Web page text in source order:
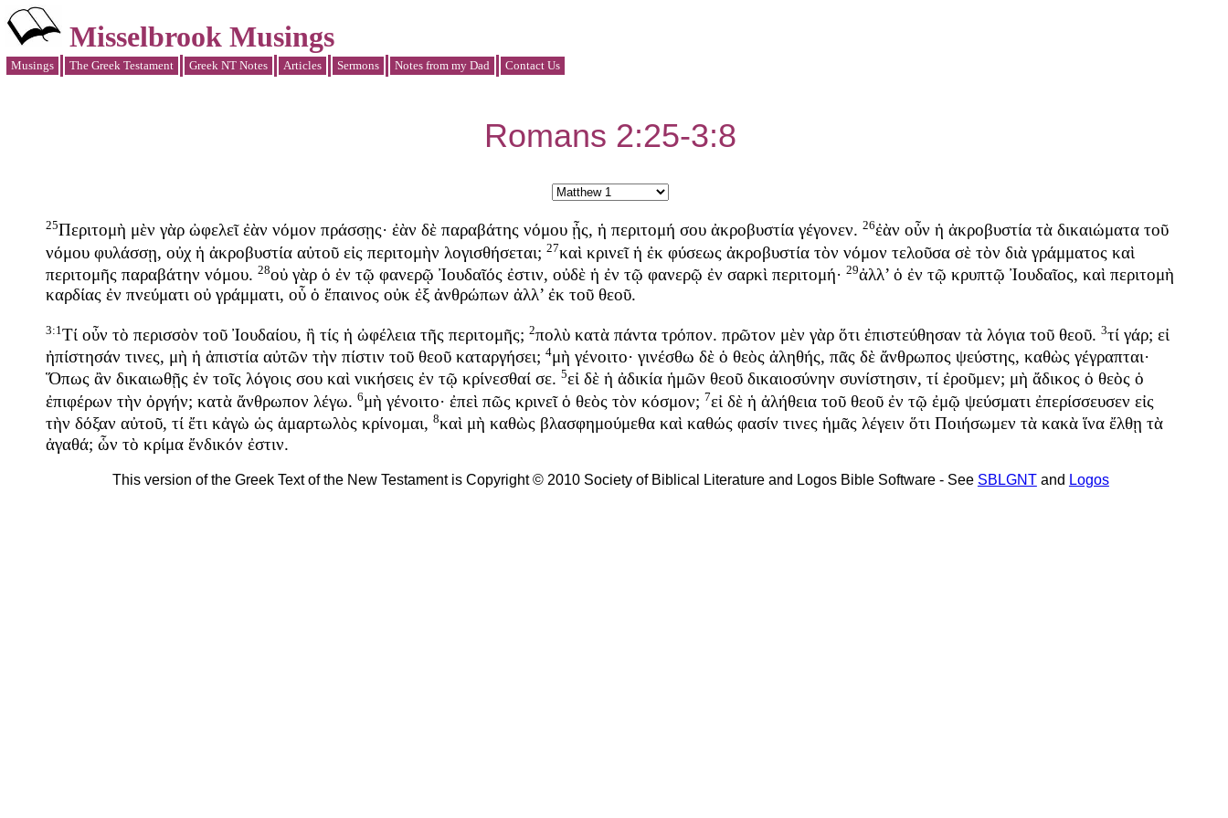
Misselbrook Musings
Musings The Greek Testament Greek NT Notes Articles Sermons Notes from my Dad Contact Us
Romans 2:25-3:8
25Περιτομὴ μὲν γὰρ ὠφελεῖ ἐὰν νόμον πράσσῃς· ἐὰν δὲ παραβάτης νόμου ᾖς, ἡ περιτομή σου ἀκροβυστία γέγονεν. 26ἐὰν οὖν ἡ ἀκροβυστία τὰ δικαιώματα τοῦ
νόμου φυλάσσῃ, οὐχ ἡ ἀκροβυστία αὐτοῦ εἰς περιτομὴν λογισθήσεται; 27καὶ κρινεῖ ἡ ἐκ φύσεως ἀκροβυστία τὸν νόμον τελοῦσα σὲ τὸν διὰ γράμματος καὶ
περιτομῆς παραβάτην νόμου. 28οὐ γὰρ ὁ ἐν τῷ φανερῷ Ἰουδαῖός ἐστιν, οὐδὲ ἡ ἐν τῷ φανερῷ ἐν σαρκὶ περιτομή· 29ἀλλ’ ὁ ἐν τῷ κρυπτῷ Ἰουδαῖος, καὶ περιτομὴ
καρδίας ἐν πνεύματι οὐ γράμματι, οὗ ὁ ἔπαινος οὐκ ἐξ ἀνθρώπων ἀλλ’ ἐκ τοῦ θεοῦ.
3:1 Τί οὖν τὸ περισσὸν τοῦ Ἰουδαίου, ἢ τίς ἡ ὠφέλεια τῆς περιτομῆς; 2πολὺ κατὰ πάντα τρόπον. πρῶτον μὲν γὰρ ὅτι ἐπιστεύθησαν τὰ λόγια τοῦ θεοῦ. 3τί γάρ; εἰ
ἠπίστησάν τινες, μὴ ἡ ἀπιστία αὐτῶν τὴν πίστιν τοῦ θεοῦ καταργήσει; 4μὴ γένοιτο· γινέσθω δὲ ὁ θεὸς ἀληθής, πᾶς δὲ ἄνθρωπος ψεύστης, καθὼς γέγραπται·
Ὅπως ἂν δικαιωθῇς ἐν τοῖς λόγοις σου καὶ νικήσεις ἐν τῷ κρίνεσθαί σε. 5εἰ δὲ ἡ ἀδικία ἡμῶν θεοῦ δικαιοσύνην συνίστησιν, τί ἐροῦμεν; μὴ ἄδικος ὁ θεὸς ὁ
ἐπιφέρων τὴν ὀργήν; κατὰ ἄνθρωπον λέγω. 6μὴ γένοιτο· ἐπεὶ πῶς κρινεῖ ὁ θεὸς τὸν κόσμον; 7εἰ δὲ ἡ ἀλήθεια τοῦ θεοῦ ἐν τῷ ἐμῷ ψεύσματι ἐπερίσσευσεν εἰς
τὴν δόξαν αὐτοῦ, τί ἔτι κἀγὼ ὡς ἁμαρτωλὸς κρίνομαι, 8καὶ μὴ καθὼς βλασφημούμεθα καὶ καθώς φασίν τινες ἡμᾶς λέγειν ὅτι Ποιήσωμεν τὰ κακὰ ἵνα ἔλθῃ τὰ
ἀγαθά; ὧν τὸ κρίμα ἔνδικόν ἐστιν.
This version of the Greek Text of the New Testament is Copyright © 2010 Society of Biblical Literature and Logos Bible Software - See SBLGNTand Logos